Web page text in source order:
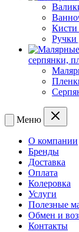
Кисти
Ручки
серпянки,
Меню
О компании
Бренды
Доставка
Оплата
Колеровка
Услуги
Полезные
Обмен и
Контакты